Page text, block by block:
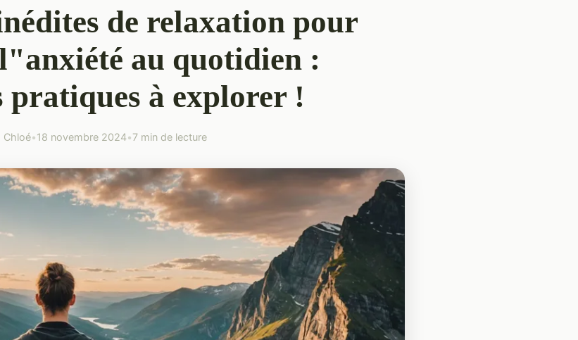
de relaxation pour
au quotidien :
pratiques à explorer !
Chloé•18 novembre 2024•7 min de lecture